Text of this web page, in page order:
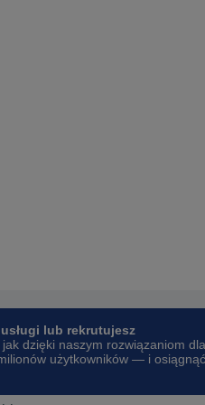
lub rekrutujesz
dzięki naszym rozwiązaniom dla
użytkowników — i osiągnąć